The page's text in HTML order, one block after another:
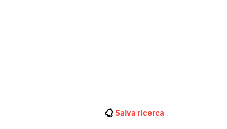
Salva ricerca